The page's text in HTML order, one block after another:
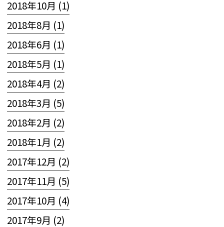
2018年10月 (1)
2018年8月 (1)
2018年6月 (1)
2018年5月 (1)
2018年4月 (2)
2018年3月 (5)
2018年2月 (2)
2018年1月 (2)
2017年12月 (2)
2017年11月 (5)
2017年10月 (4)
2017年9月 (2)